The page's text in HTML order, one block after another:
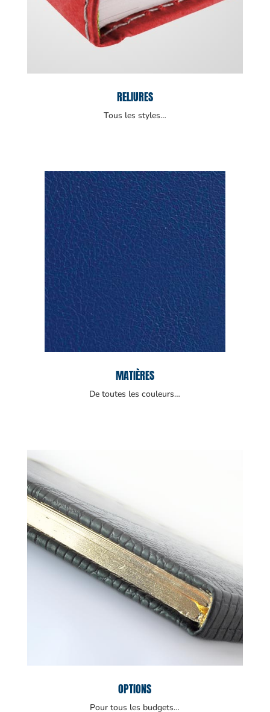
RELIURES
Tous les styles…
MATIÈRES
De toutes les couleurs…
OPTIONS
Pour tous les budgets…